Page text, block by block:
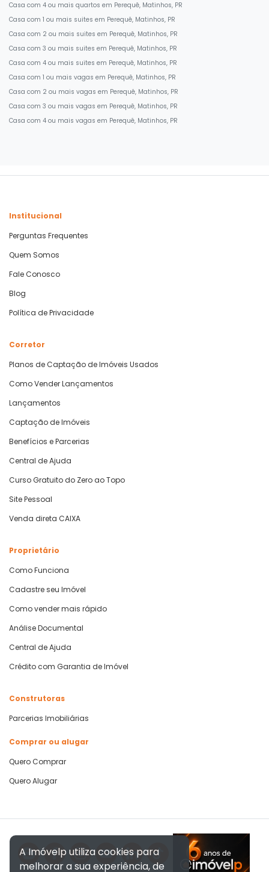
Casa com 4 ou mais quartos em Perequê, Matinhos, PR
Casa com 1 ou mais suites em Perequê, Matinhos, PR
Casa com 2 ou mais suites em Perequê, Matinhos, PR
Casa com 3 ou mais suites em Perequê, Matinhos, PR
Casa com 4 ou mais suites em Perequê, Matinhos, PR
Casa com 1 ou mais vagas em Perequê, Matinhos, PR
Casa com 2 ou mais vagas em Perequê, Matinhos, PR
Casa com 3 ou mais vagas em Perequê, Matinhos, PR
Casa com 4 ou mais vagas em Perequê, Matinhos, PR
Institucional
Perguntas Frequentes
Quem Somos
Fale Conosco
Blog
Política de Privacidade
Corretor
Planos de Captação de Imóveis Usados
Como Vender Lançamentos
Lançamentos
Captação de Imóveis
Benefícios e Parcerias
Central de Ajuda
Curso Gratuito do Zero ao Topo
Site Pessoal
Venda direta CAIXA
Proprietário
Como Funciona
Cadastre seu Imóvel
Como vender mais rápido
Análise Documental
Central de Ajuda
Crédito com Garantia de Imóvel
Construtoras
Parcerias Imobiliárias
Comprar ou alugar
Quero Comprar
Quero Alugar
A Imóvelp utiliza cookies para
melhorar a sua experiência, de